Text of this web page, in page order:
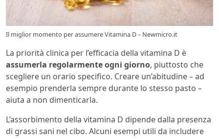
Il miglior momento per assumere Vitamina D – Newmicro.it
La priorità clinica per l’efficacia della vitamina D è
assumerla regolarmente ogni giorno, piuttosto che
scegliere un orario specifico. Creare un’abitudine – ad
esempio prenderla sempre durante lo stesso pasto –
aiuta a non dimenticarla.
L’assorbimento della vitamina D dipende dalla presenza
di grassi sani nel cibo. Alcuni esempi utili da includere